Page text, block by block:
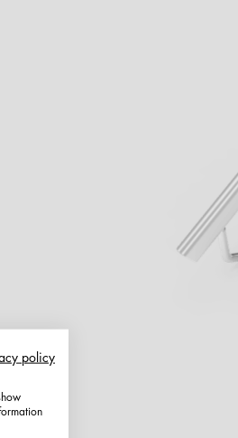
policy